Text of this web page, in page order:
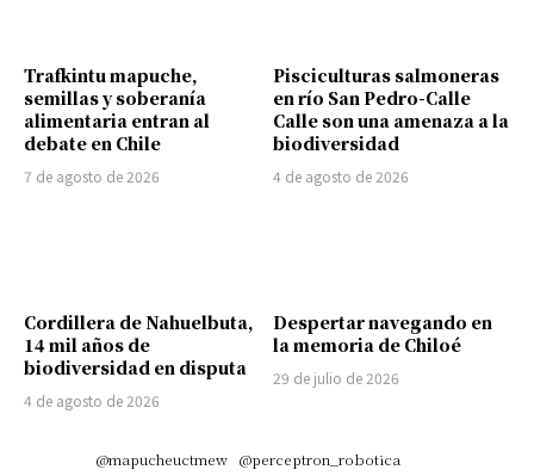
Trafkintu mapuche,
semillas y soberanía
alimentaria entran al
debate en Chile
7 de agosto de 2026
Pisciculturas salmoneras
en río San Pedro-Calle
Calle son una amenaza a la
biodiversidad
4 de agosto de 2026
Cordillera de Nahuelbuta,
14 mil años de
biodiversidad en disputa
4 de agosto de 2026
Despertar navegando en
la memoria de Chiloé
29 de julio de 2026
@mapucheuctmew @perceptron_robotica